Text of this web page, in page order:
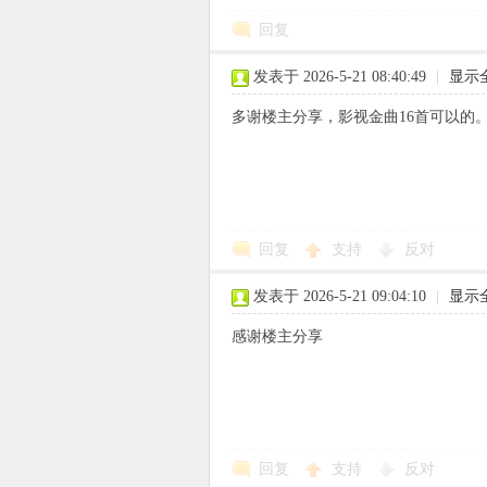
回复
发表于 2026-5-21 08:40:49 显示
多谢楼主分享，影视金曲16首可以的。
回复 支持 反对
发表于 2026-5-21 09:04:10 显示
感谢楼主分享
回复 支持 反对